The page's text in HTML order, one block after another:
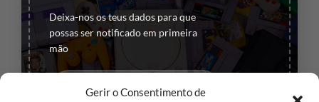
Deixa-nos os teus dados para que
possas ser notificado em primeira
mão
Gerir o Consentimento de